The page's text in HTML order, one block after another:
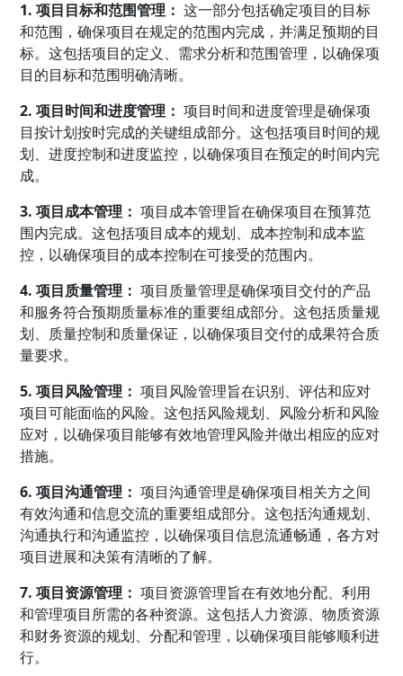
1. 项目目标和范围管理： 这一部分包括确定项目的目标
和范围，确保项目在规定的范围内完成，并满足预期的目
标。这包括项目的定义、需求分析和范围管理，以确保项
目的目标和范围明确清晰。
2. 项目时间和进度管理： 项目时间和进度管理是确保项
目按计划按时完成的关键组成部分。这包括项目时间的规
划、进度控制和进度监控，以确保项目在预定的时间内完
成。
3. 项目成本管理： 项目成本管理旨在确保项目在预算范
围内完成。这包括项目成本的规划、成本控制和成本监
控，以确保项目的成本控制在可接受的范围内。
4. 项目质量管理： 项目质量管理是确保项目交付的产品
和服务符合预期质量标准的重要组成部分。这包括质量规
划、质量控制和质量保证，以确保项目交付的成果符合质
量要求。
5. 项目风险管理： 项目风险管理旨在识别、评估和应对
项目可能面临的风险。这包括风险规划、风险分析和风险
应对，以确保项目能够有效地管理风险并做出相应的应对
措施。
6. 项目沟通管理： 项目沟通管理是确保项目相关方之间
有效沟通和信息交流的重要组成部分。这包括沟通规划、
沟通执行和沟通监控，以确保项目信息流通畅通，各方对
项目进展和决策有清晰的了解。
7. 项目资源管理： 项目资源管理旨在有效地分配、利用
和管理项目所需的各种资源。这包括人力资源、物质资源
和财务资源的规划、分配和管理，以确保项目能够顺利进
行。